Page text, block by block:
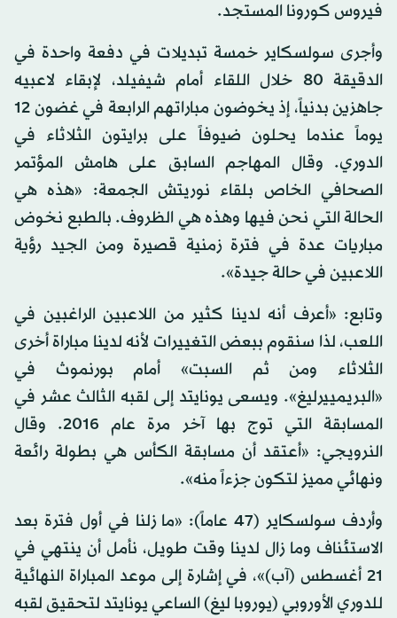
فيروس كورونا المستجد.
وأجرى سولسكاير خمسة تبديلات في دفعة واحدة في
الدقيقة 80 خلال اللقاء أمام شيفيلد، لإبقاء لاعبيه
جاهزين بدنياً، إذ يخوضون مباراتهم الرابعة في غضون 12
يوماً عندما يحلون ضيوفاً على برايتون الثلاثاء في
الدوري. وقال المهاجم السابق على هامش المؤتمر
الصحافي الخاص بلقاء نوريتش الجمعة: «هذه هي
الحالة التي نحن فيها وهذه هي الظروف. بالطبع نخوض
مباريات عدة في فترة زمنية قصيرة ومن الجيد رؤية
اللاعبين في حالة جيدة».
وتابع: «أعرف أنه لدينا كثير من اللاعبين الراغبين في
اللعب، لذا سنقوم ببعض التغييرات لأنه لدينا مباراة أخرى
الثلاثاء ومن ثم السبت» أمام بورنموث في
«البريمييرليغ». ويسعى يونايتد إلى لقبه الثالث عشر في
المسابقة التي توج بها آخر مرة عام 2016. وقال
النرويجي: «أعتقد أن مسابقة الكأس هي بطولة رائعة
ونهائي مميز لتكون جزءاً منه».
وأردف سولسكاير (47 عاماً): «ما زلنا في أول فترة بعد
الاستئناف وما زال لدينا وقت طويل، نأمل أن ينتهي في
21 أغسطس (آب)»، في إشارة إلى موعد المباراة النهائية
للدوري الأوروبي (يوروبا ليغ) الساعي يونايتد لتحقيق لقبه